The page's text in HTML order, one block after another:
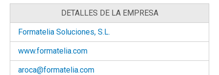
DETALLES DE LA EMPRESA
Formatelia Soluciones, S.L.
www.formatelia.com
aroca@formatelia.com